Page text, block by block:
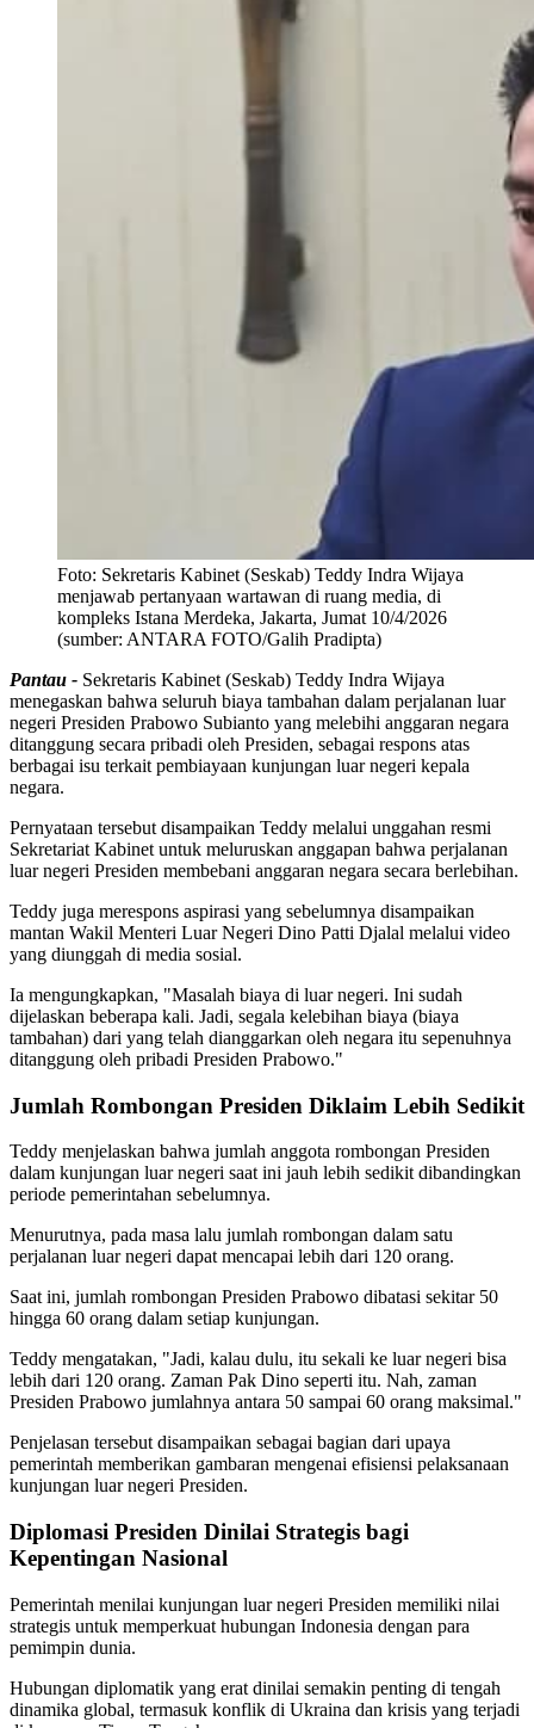
Foto: Sekretaris Kabinet (Seskab) Teddy Indra Wijaya
menjawab pertanyaan wartawan di ruang media, di
kompleks Istana Merdeka, Jakarta, Jumat 10/4/2026
(sumber: ANTARA FOTO/Galih Pradipta)
Pantau - Sekretaris Kabinet (Seskab) Teddy Indra Wijaya
menegaskan bahwa seluruh biaya tambahan dalam perjalanan luar
negeri Presiden Prabowo Subianto yang melebihi anggaran negara
ditanggung secara pribadi oleh Presiden, sebagai respons atas
berbagai isu terkait pembiayaan kunjungan luar negeri kepala
negara.
Pernyataan tersebut disampaikan Teddy melalui unggahan resmi
Sekretariat Kabinet untuk meluruskan anggapan bahwa perjalanan
luar negeri Presiden membebani anggaran negara secara berlebihan.
Teddy juga merespons aspirasi yang sebelumnya disampaikan
mantan Wakil Menteri Luar Negeri Dino Patti Djalal melalui video
yang diunggah di media sosial.
Ia mengungkapkan, "Masalah biaya di luar negeri. Ini sudah
dijelaskan beberapa kali. Jadi, segala kelebihan biaya (biaya
tambahan) dari yang telah dianggarkan oleh negara itu sepenuhnya
ditanggung oleh pribadi Presiden Prabowo."
Jumlah Rombongan Presiden Diklaim Lebih Sedikit
Teddy menjelaskan bahwa jumlah anggota rombongan Presiden
dalam kunjungan luar negeri saat ini jauh lebih sedikit dibandingkan
periode pemerintahan sebelumnya.
Menurutnya, pada masa lalu jumlah rombongan dalam satu
perjalanan luar negeri dapat mencapai lebih dari 120 orang.
Saat ini, jumlah rombongan Presiden Prabowo dibatasi sekitar 50
hingga 60 orang dalam setiap kunjungan.
Teddy mengatakan, "Jadi, kalau dulu, itu sekali ke luar negeri bisa
lebih dari 120 orang. Zaman Pak Dino seperti itu. Nah, zaman
Presiden Prabowo jumlahnya antara 50 sampai 60 orang maksimal."
Penjelasan tersebut disampaikan sebagai bagian dari upaya
pemerintah memberikan gambaran mengenai efisiensi pelaksanaan
kunjungan luar negeri Presiden.
Diplomasi Presiden Dinilai Strategis bagi
Kepentingan Nasional
Pemerintah menilai kunjungan luar negeri Presiden memiliki nilai
strategis untuk memperkuat hubungan Indonesia dengan para
pemimpin dunia.
Hubungan diplomatik yang erat dinilai semakin penting di tengah
dinamika global, termasuk konflik di Ukraina dan krisis yang terjadi